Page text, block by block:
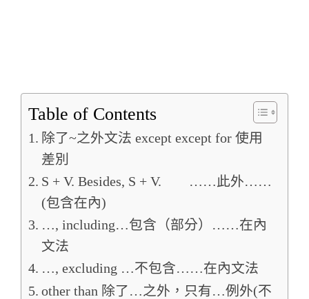
Table of Contents
除了~之外文法 except except for 使用
差別
S + V. Besides, S + V. ……此外……
(包含在內)
…, including…包含（部分）……在內
文法
…, excluding …不包含……在內文法
other than 除了…之外，只有…例外(不